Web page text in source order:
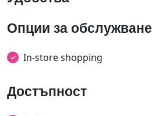
Опции за обслужване
In-store shopping
Достъпност